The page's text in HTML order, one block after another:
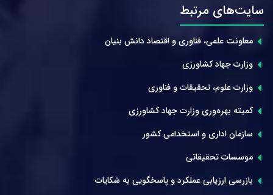
سایت‌های مرتبط
معاونت علمی، فناوری و اقتصاد دانش بنیان
وزارت جهاد کشاورزی
وزارت علوم، تحقیقات و فناوری
کمیته بهره‌وری وزارت جهاد کشاورزی
سازمان اداری و استخدامی کشور
موسسات تحقیقاتی
بازرسی ارزیابی عملکرد و پاسخگویی به شکایات